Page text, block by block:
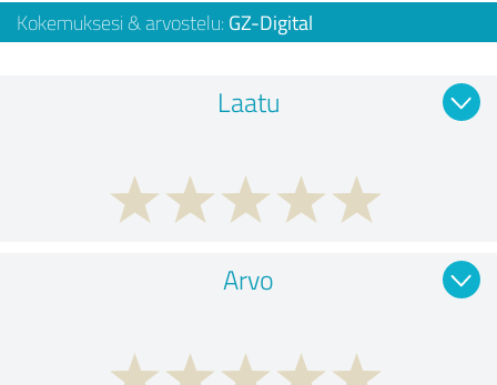
Kokemuksesi & arvostelu: GZ-Digital
Laatu
Arvo